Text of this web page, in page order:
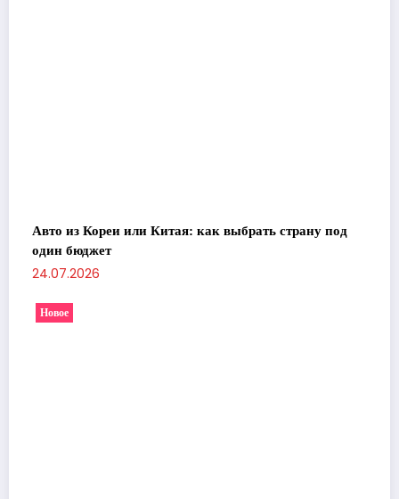
Авто из Кореи или Китая: как выбрать страну под
один бюджет
24.07.2026
Новое